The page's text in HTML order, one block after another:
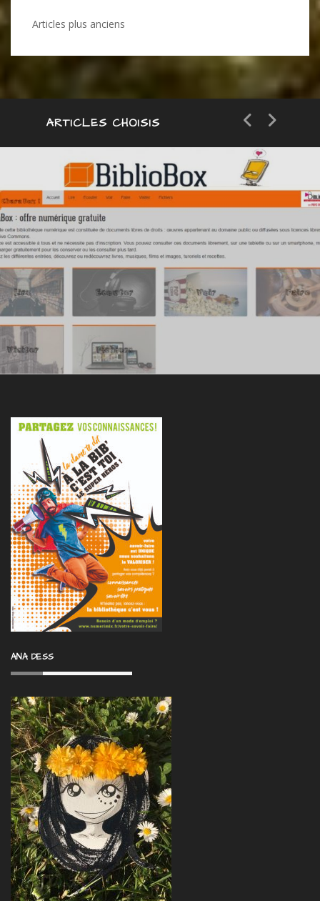
Navigation
des
articles
Articles plus anciens
ARTICLES CHOISIS
ANA DESS